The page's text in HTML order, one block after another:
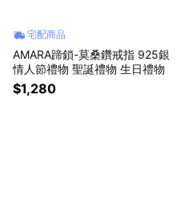
宅配商品
AMARA蹄鎖-莫桑鑽戒指 925銀
情人節禮物 聖誕禮物 生日禮物
$1,280